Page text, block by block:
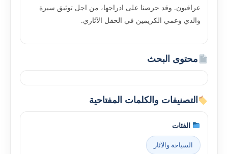
عراقيون. وقد حرصنا على ادراجها، من اجل توثيق سيرة
والدي وعمي الكريمين في الحقل الآثاري.
محتوى البحث
التصنيفات والكلمات المفتاحية
الفئات
السياحة والآثار